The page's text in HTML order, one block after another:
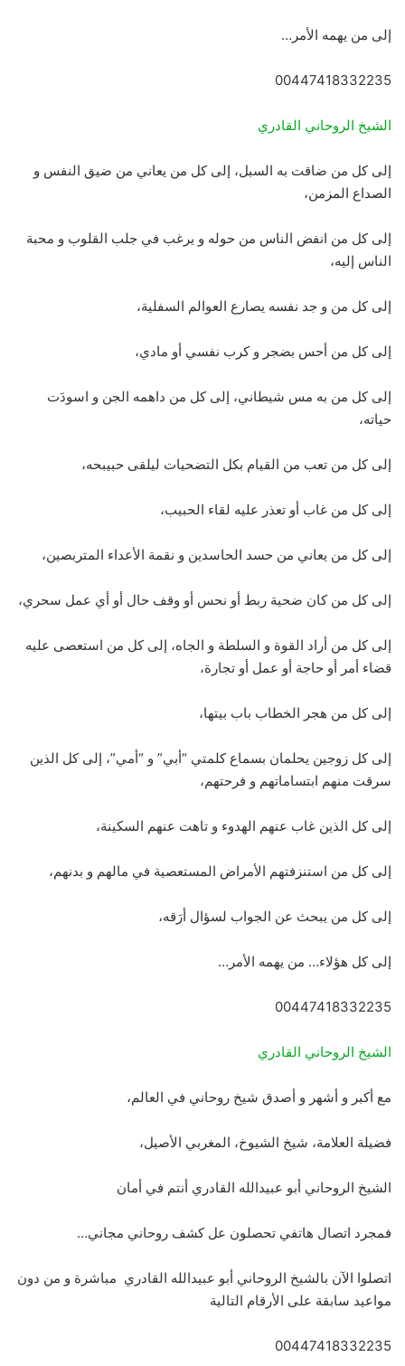
إلى من يهمه الأمر…
00447418332235
الشيخ الروحاني القادري
إلى كل من ضاقت به السبل، إلى كل من يعاني من ضيق النفس و
الصداع المزمن،
إلى كل من انفض الناس من حوله و يرغب في جلب القلوب و محبة
الناس إليه،
إلى كل من و جد نفسه يصارع العوالم السفلية،
إلى كل من أحس بضجر و كرب نفسي أو مادي،
إلى كل من به مس شيطاني، إلى كل من داهمه الجن و اسودَت
حياته،
إلى كل من تعب من القيام بكل التضحيات ليلقى حبيبحه،
إلى كل من غاب أو تعذر عليه لقاء الحبيب،
إلى كل من يعاني من حسد الحاسدين و نقمة الأعداء المتربصين،
إلى كل من كان ضحية ربط أو نحس أو وقف حال أو أي عمل سحري،
إلى كل من أراد القوة و السلطة و الجاه، إلى كل من استعصى عليه
قضاء أمر أو حاجة أو عمل أو تجارة،
إلى كل من هجر الخطاب باب بيتها،
إلى كل زوجين يحلمان بسماع كلمتي “أبي” و “أمي”، إلى كل الذين
سرقت منهم ابتساماتهم و فرحتهم،
إلى كل الذين غاب عنهم الهدوء و تاهت عنهم السكينة،
إلى كل من استنزفتهم الأمراض المستعصية في مالهم و بدنهم،
إلى كل من يبحث عن الجواب لسؤال أرَقه،
إلى كل هؤلاء… من يهمه الأمر…
00447418332235
الشيخ الروحاني القادري
مع أكبر و أشهر و أصدق شيخ روحاني في العالم،
فضيلة العلامة، شيخ الشيوخ، المغربي الأصيل،
الشيخ الروحاني أبو عبيدالله القادري أنتم في أمان
فمجرد اتصال هاتفي تحصلون عل كشف روحاني مجاني…
اتصلوا الآن بالشيخ الروحاني أبو عبيدالله القادري مباشرة و من دون
مواعيد سابقة على الأرقام التالية
00447418332235